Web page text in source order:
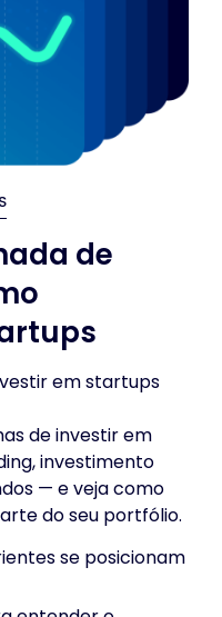
de
em startups
de investir em
investimento
— e veja como
do seu portfólio.
se posicionam